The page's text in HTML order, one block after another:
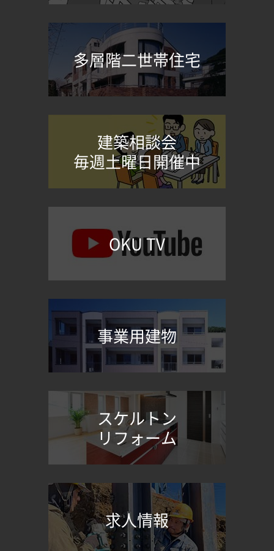
多層階二世帯住宅
建築相談会
毎週土曜日開催中
OKU TV
事業用建物
スケルトン
リフォーム
求人情報